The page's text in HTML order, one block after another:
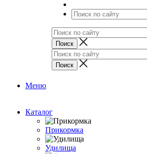
Меню
Каталог
Прикормка
Удилища